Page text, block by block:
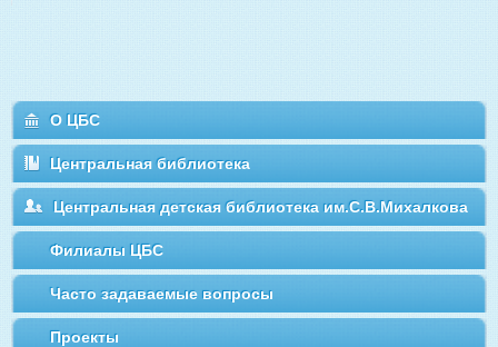
О ЦБС
Центральная библиотека
Центральная детская библиотека им.С.В.Михалкова
Филиалы ЦБС
Часто задаваемые вопросы
Проекты